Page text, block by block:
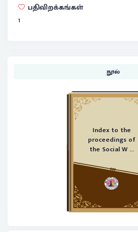
பதிவிறக்கங்கள்
1
நூல்
Index to the
proceedings of
the Social W ...